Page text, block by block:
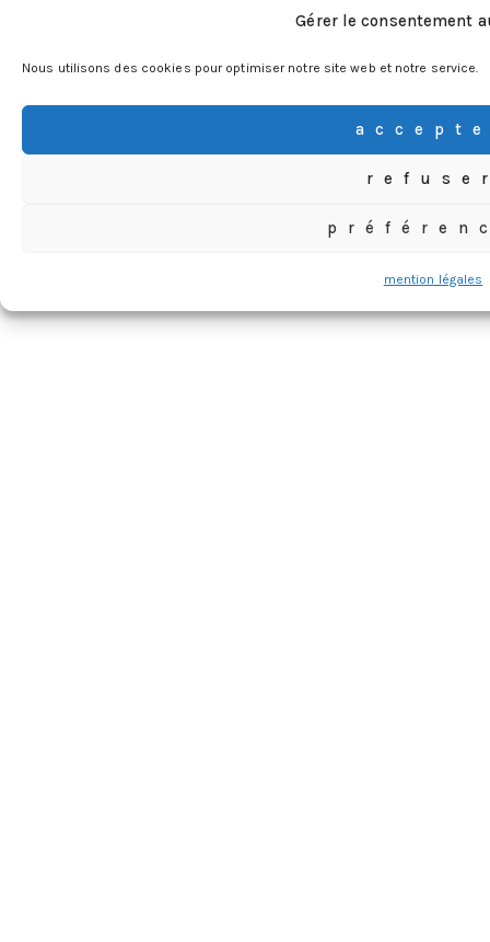
Gérer le consentement
Nous utilisons des cookies pour optimiser notre site web et notre service.
mention légales